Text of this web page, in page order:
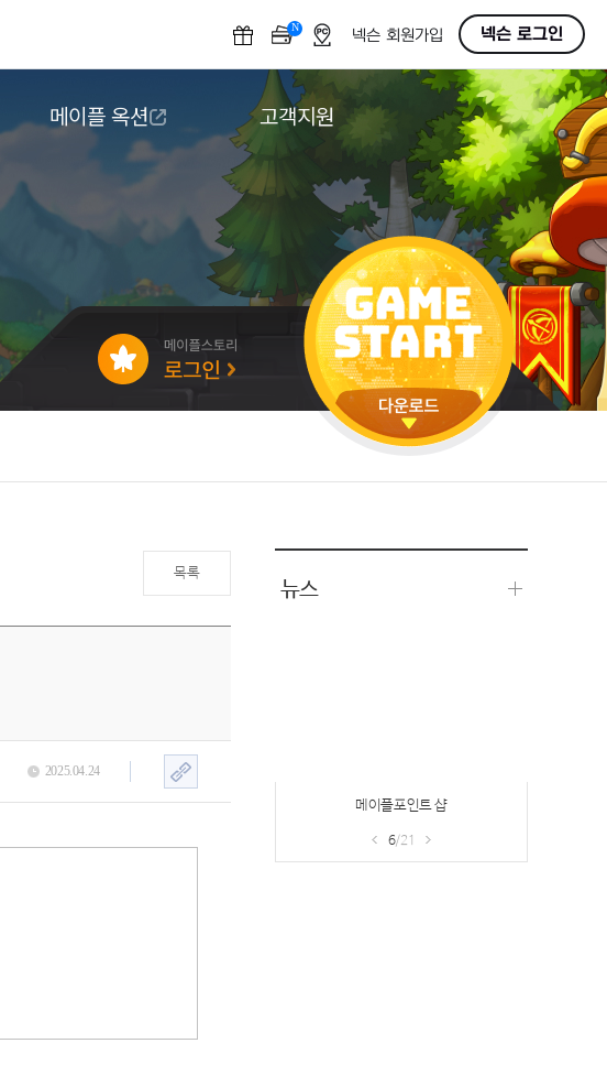
N OFF넥슨 회원가입 넥슨 로그인
메이플 옥션 고객지원
도움말/1:1문의
버그악용/불법프로그램 신고
게임 접근성
목록
2025.04.24
뉴스
메이플포인트 샵
6/21